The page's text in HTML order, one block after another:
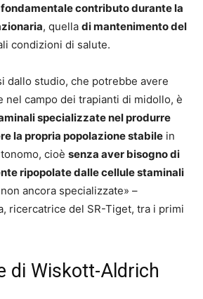
contributo durante la
, quella di mantenimento del
condizioni di salute.
dallo studio, che potrebbe avere
campo dei trapianti di midollo, è
specializzate nel produrre
la propria popolazione stabile in
cioè senza aver bisogno di
ripopolate dalle cellule staminali
ancora specializzate» –
ricercatrice del SR-Tiget, tra i primi
di Wiskott-Aldrich